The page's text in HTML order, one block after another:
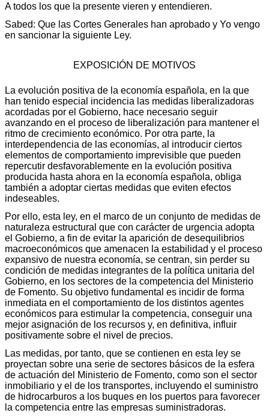
A todos los que la presente vieren y entendieren.
Sabed: Que las Cortes Generales han aprobado y Yo vengo
en sancionar la siguiente Ley.
EXPOSICIÓN DE MOTIVOS
La evolución positiva de la economía española, en la que
han tenido especial incidencia las medidas liberalizadoras
acordadas por el Gobierno, hace necesario seguir
avanzando en el proceso de liberalización para mantener el
ritmo de crecimiento económico. Por otra parte, la
interdependencia de las economías, al introducir ciertos
elementos de comportamiento imprevisible que pueden
repercutir desfavorablemente en la evolución positiva
producida hasta ahora en la economía española, obliga
también a adoptar ciertas medidas que eviten efectos
indeseables.
Por ello, esta ley, en el marco de un conjunto de medidas de
naturaleza estructural que con carácter de urgencia adopta
el Gobierno, a fin de evitar la aparición de desequilibrios
macroeconómicos que amenacen la estabilidad y el proceso
expansivo de nuestra economía, se centran, sin perder su
condición de medidas integrantes de la política unitaria del
Gobierno, en los sectores de la competencia del Ministerio
de Fomento. Su objetivo fundamental es incidir de forma
inmediata en el comportamiento de los distintos agentes
económicos para estimular la competencia, conseguir una
mejor asignación de los recursos y, en definitiva, influir
positivamente sobre el nivel de precios.
Las medidas, por tanto, que se contienen en esta ley se
proyectan sobre una serie de sectores básicos de la esfera
de actuación del Ministerio de Fomento, como son el sector
inmobiliario y el de los transportes, incluyendo el suministro
de hidrocarburos a los buques en los puertos para favorecer
la competencia entre las empresas suministradoras.